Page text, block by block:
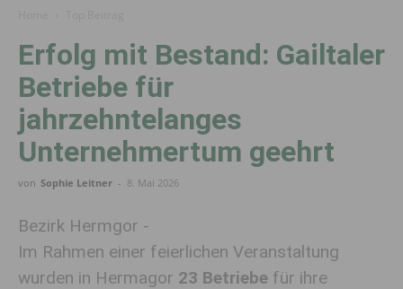
Erfolg mit Bestand: Gailtaler
Betriebe für
jahrzehntelanges
Unternehmertum geehrt
von Sophie Leitner - 8. Mai 2026
Bezirk Hermgor -
Im Rahmen einer feierlichen Veranstaltung
wurden in Hermagor 23 Betriebe für ihre